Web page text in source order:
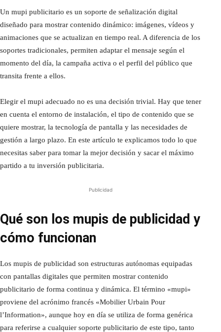
Un mupi publicitario es un soporte de señalización digital
diseñado para mostrar contenido dinámico: imágenes, vídeos y
animaciones que se actualizan en tiempo real. A diferencia de los
soportes tradicionales, permiten adaptar el mensaje según el
momento del día, la campaña activa o el perfil del público que
transita frente a ellos.
Elegir el mupi adecuado no es una decisión trivial. Hay que tener
en cuenta el entorno de instalación, el tipo de contenido que se
quiere mostrar, la tecnología de pantalla y las necesidades de
gestión a largo plazo. En este artículo te explicamos todo lo que
necesitas saber para tomar la mejor decisión y sacar el máximo
partido a tu inversión publicitaria.
Publicidad
Qué son los mupis de publicidad y
cómo funcionan
Los mupis de publicidad son estructuras autónomas equipadas
con pantallas digitales que permiten mostrar contenido
publicitario de forma continua y dinámica. El término «mupi»
proviene del acrónimo francés «Mobilier Urbain Pour
l’Information», aunque hoy en día se utiliza de forma genérica
para referirse a cualquier soporte publicitario de este tipo, tanto